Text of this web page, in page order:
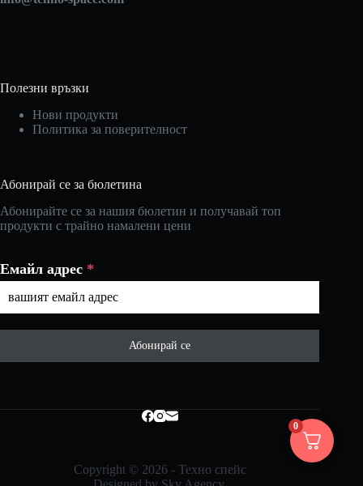
Полезни връзки
Нови продукти
Политика за поверителност
Абонирай се за бюлетина
Абонирайте се за нашия бюлетин и получавай топ
продукти с трайно намалени цени
Емайл адрес *
Абонирай се
Copyright © 2026 - Техно спейс
0